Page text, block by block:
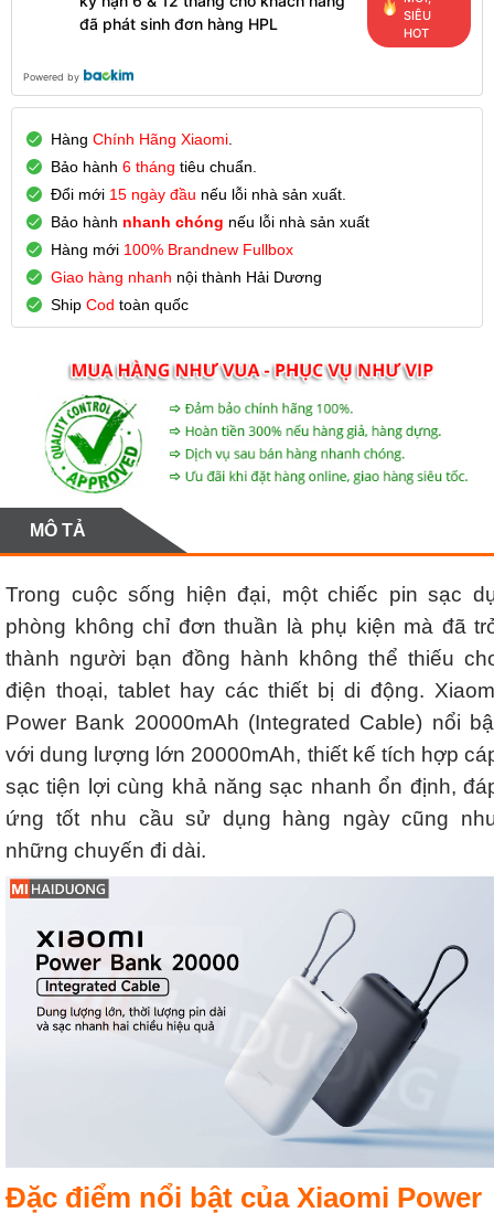
đã phát sinh đơn hàng HPL
SIÊU
HOT
Powered by
Hàng Chính Hãng Xiaomi
Bảo hành 6 tháng tiêu chuẩn.
Đổi mới 15 ngày đầu nếu lỗi nhà sản xuất.
Bảo hành nhanh chóng nếu lỗi nhà sản xuất
Hàng mới 100% Brandnew Fullbox
Giao hàng nhanh nội thành Hải Dương
Ship Cod toàn quốc
MÔ TẢ
Trong cuộc sống hiện đại, một chiếc pin sạc
phòng không chỉ đơn thuần là phụ kiện mà đã
thành người bạn đồng hành không thể thiếu
điện thoại, tablet hay các thiết bị di động.
Power Bank 20000mAh (Integrated Cable) nổi
với dung lượng lớn 20000mAh, thiết kế tích hợp
sạc tiện lợi cùng khả năng sạc nhanh ổn định,
ứng tốt nhu cầu sử dụng hàng ngày cũng
những chuyến đi dài.
Đặc điểm nổi bật của Xiaomi Power